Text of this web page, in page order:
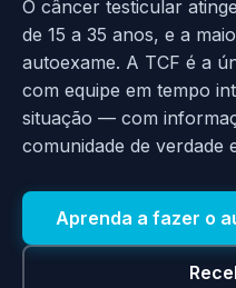
O câncer testicular
de 15 a 35 anos, e a
autoexame. A TCF é a
com equipe em tempo
situação — com
comunidade de verdade
Aprenda a fazer o